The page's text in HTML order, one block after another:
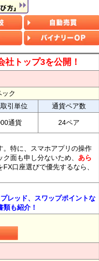
社トップ3を公開！
ク
引単位
通貨ペア数
通貨 24ペア
。特に、スマホアプリの操作
面も申し分ないため、 あら
口座選びで優先するなら、
レッド、スワップポイントな
も紹介！